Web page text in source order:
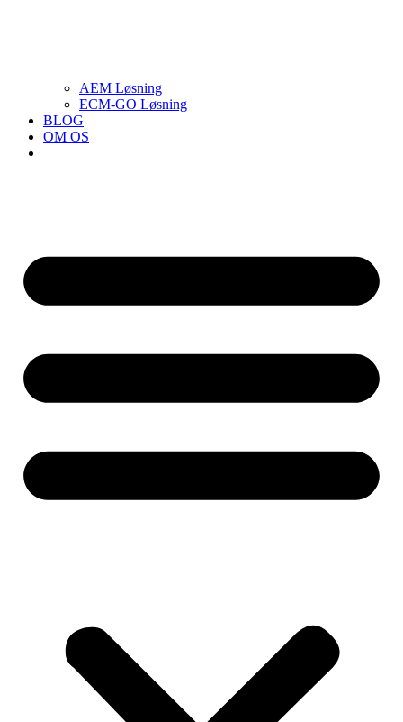
AEM Løsning
ECM-GO Løsning
BLOG
OM OS